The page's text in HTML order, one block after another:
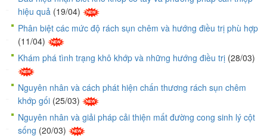
hiệu quả (19/04)
Phân biệt các mức độ rách sụn chêm và hướng điều trị phù hợp
(11/04)
Khám phá tình trạng khô khớp và những hướng điều trị (28/03)
Nguyên nhân và cách phát hiện chấn thương rách sụn chêm
khớp gối (25/03)
Nguyên nhân và giải pháp cải thiện mất đường cong sinh lý cột
sống (20/03)